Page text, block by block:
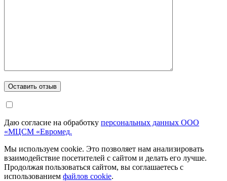
Даю согласие на обработку персональных данных ООО
«МЦСМ «Евромед.
Мы используем cookie. Это позволяет нам анализировать
взаимодействие посетителей с сайтом и делать его лучше.
Продолжая пользоваться сайтом, вы соглашаетесь с
использованием файлов cookie.